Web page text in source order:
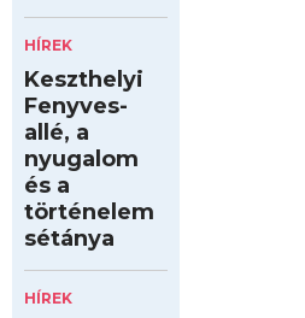
HÍREK
Keszthelyi
Fenyves-
allé, a
nyugalom
és a
történelem
sétánya
HÍREK